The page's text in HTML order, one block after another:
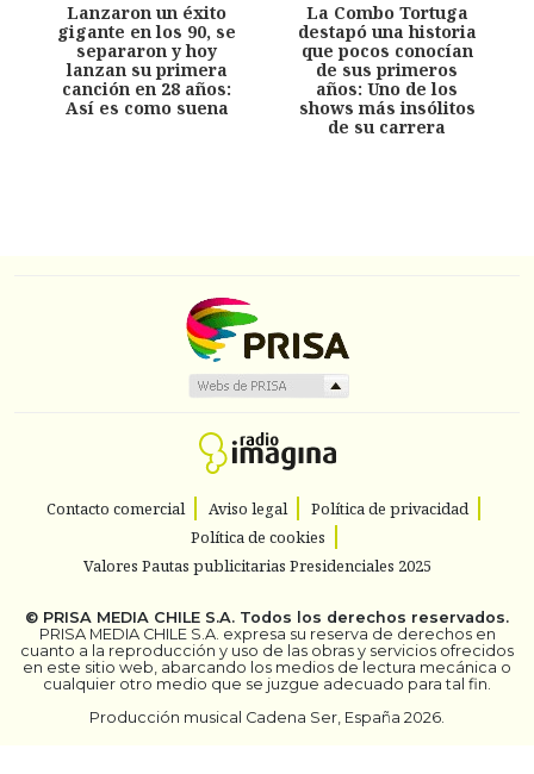
Lanzaron un éxito
gigante en los 90, se
separaron y hoy
lanzan su primera
canción en 28 años:
Así es como suena
La Combo Tortuga
destapó una historia
que pocos conocían
de sus primeros
años: Uno de los
shows más insólitos
de su carrera
Contacto comercial Aviso legal
Política de privacidad
Política de cookies
Valores Pautas publicitarias Presidenciales 2025
© PRISA MEDIA CHILE S.A. Todos los derechos reservados.
PRISA MEDIA CHILE S.A. expresa su reserva de derechos en
cuanto a la reproducción y uso de las obras y servicios ofrecidos
en este sitio web, abarcando los medios de lectura mecánica o
cualquier otro medio que se juzgue adecuado para tal fin.
Producción musical Cadena Ser, España 2026.